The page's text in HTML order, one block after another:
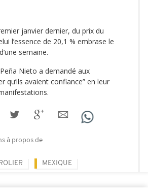
janvier dernier, du prix du
l’essence de 20,1 % embrase le
semaine.
Nieto a demandé aux
qu’ils avaient confiance” en leur
à propos de
MEXIQUE